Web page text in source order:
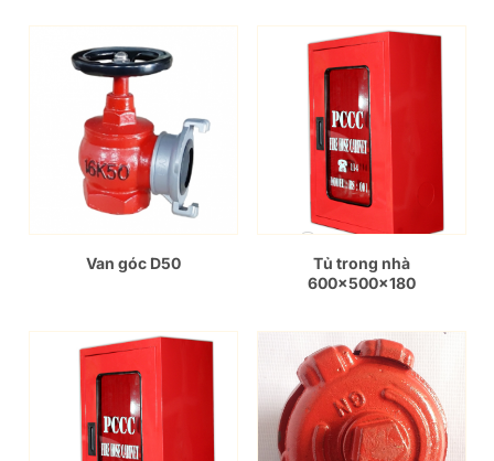
Van góc D50
Tủ trong nhà
600x500x180